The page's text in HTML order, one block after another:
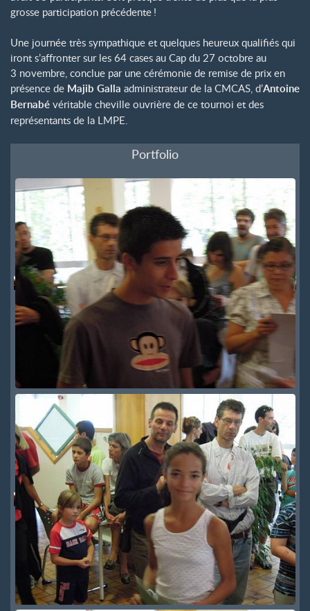
grosse participation précédente !
Une journée très sympathique et quelques heureux qualifiés qui
iront s’affronter sur les 64 cases au Cap du 27 octobre au
3 novembre, conclue par une cérémonie de remise de prix en
présence de Majib Galla administrateur de la CMCAS, d’Antoine
Bernabé véritable cheville ouvrière de ce tournoi et des
représentants de la LMPE.
Portfolio